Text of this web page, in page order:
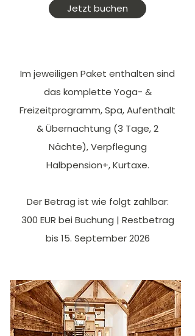
Jetzt buchen
Im jeweiligen Paket enthalten sind
das komplette Yoga- &
Freizeitprogramm, Spa, Aufenthalt
& Übernachtung (3 Tage, 2
Nächte), Verpflegung
Halbpension+, Kurtaxe.
Der Betrag ist wie folgt zahlbar:
300 EUR bei Buchung | Restbetrag
bis 15. September 2026